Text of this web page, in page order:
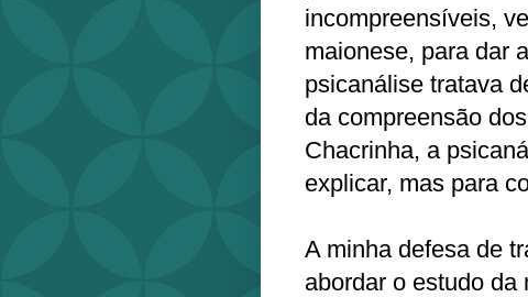
incompreensíveis,
maionese, para dar
psicanálise tratava
da compreensão
Chacrinha, a
explicar, mas para
A minha defesa de
abordar o estudo da